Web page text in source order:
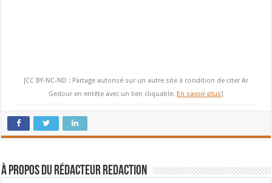
[CC BY-NC-ND : Partage autorisé sur un autre site à condition de citer Ar
Gedour en entête avec un lien cliquable. En savoir plus]
À propos du rédacteur Redaction